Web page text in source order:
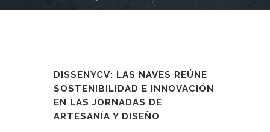
DISSENYCV: LAS NAVES REÚNE
SOSTENIBILIDAD E INNOVACIÓN
EN LAS JORNADAS DE
ARTESANÍA Y DISEÑO